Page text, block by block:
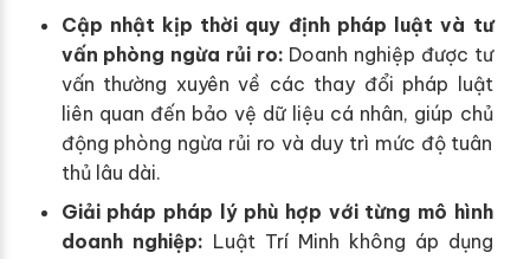
Cập nhật kịp thời quy định pháp luật và tư
vấn phòng ngừa rủi ro: Doanh nghiệp được tư
vấn thường xuyên về các thay đổi pháp luật
liên quan đến bảo vệ dữ liệu cá nhân, giúp chủ
động phòng ngừa rủi ro và duy trì mức độ tuân
thủ lâu dài.
Giải pháp pháp lý phù hợp với từng mô hình
doanh nghiệp: Luật Trí Minh không áp dụng